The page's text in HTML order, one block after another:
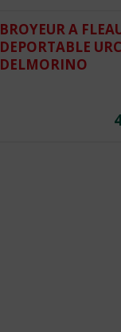
BROYEUR A
DEPORTABLE
DELMORINO